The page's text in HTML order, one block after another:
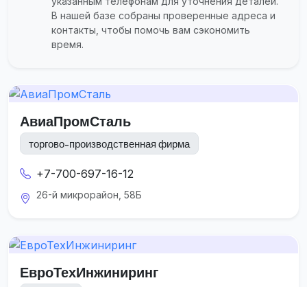
В нашей базе собраны проверенные адреса и
контакты, чтобы помочь вам сэкономить
время.
АвиаПромСталь
торгово-производственная фирма
+7-700-697-16-12
26-й микрорайон, 58Б
ЕвроТехИнжиниринг